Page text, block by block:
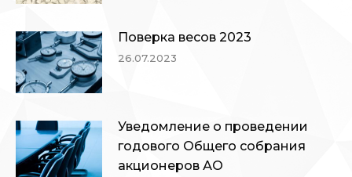
Поверка весов 2023
26.07.2023
Уведомление о проведении
годового Общего собрания
акционеров АО